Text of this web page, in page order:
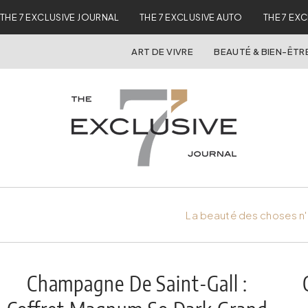
THE 7 EXCLUSIVE JOURNAL THE 7 EXCLUSIVE AUTO THE 7
ART DE VIVRE BEAUTÉ & BIEN-
La beauté des choses
Champagne De Saint-Gall :